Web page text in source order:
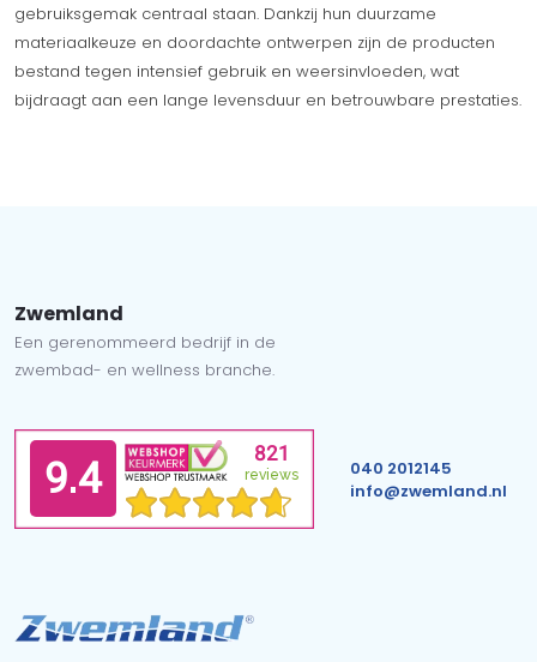
gebruiksgemak centraal staan. Dankzij hun duurzame
materiaalkeuze en doordachte ontwerpen zijn de producten
bestand tegen intensief gebruik en weersinvloeden, wat
bijdraagt aan een lange levensduur en betrouwbare prestaties.
Zwemland
Een gerenommeerd bedrijf in de
zwembad- en wellness branche.
040 2012145
info@zwemland.nl